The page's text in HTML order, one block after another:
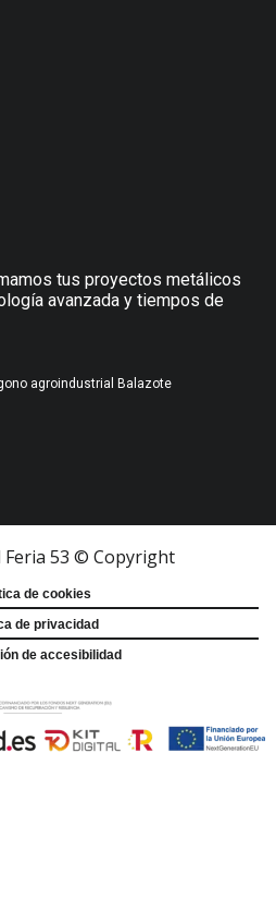
tus proyectos metálicos
avanzada y tiempos de
agroindustrial Balazote
53 © Copyright
de cookies
de privacidad
de accesibilidad